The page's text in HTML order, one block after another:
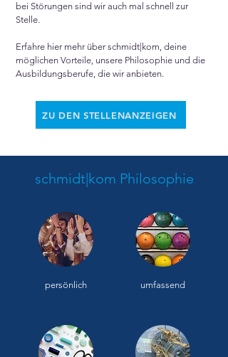
bei Störungen sind wir auch mal schnell zur
Stelle.
Erfahre hier mehr über schmidt|kom, deine
möglichen Vorteile, unsere Philosophie und die
Ausbildungsberufe, die wir anbieten.
ZU DEN STELLENANZEIGEN
schmidt|kom Philosophie
persönlich umfassend